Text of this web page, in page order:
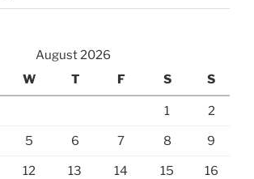
August 2026
W T F S S
1 2
5 6 7 8 9
12 13 14 15 16